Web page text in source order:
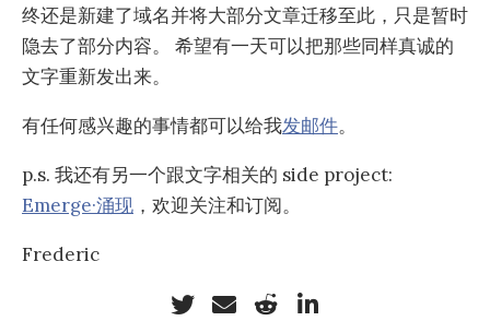
终还是新建了域名并将大部分文章迁移至此，只是暂时
隐去了部分内容。 希望有一天可以把那些同样真诚的
文字重新发出来。
有任何感兴趣的事情都可以给我发邮件。
p.s. 我还有另一个跟文字相关的 side project:
Emerge·涌现 ，欢迎关注和订阅。
Frederic